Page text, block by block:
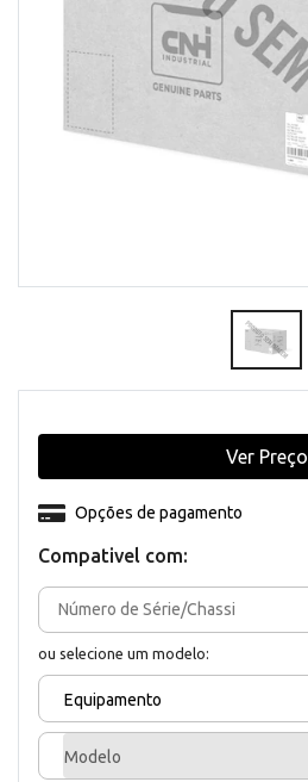
Compativel com:
ou selecione um modelo:
Equipamento
Modelo
Opções de pagamento
Ver Preço